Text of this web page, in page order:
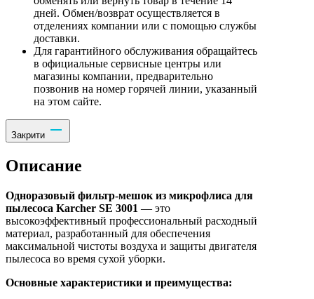
дней. Обмен/возврат осуществляется в
отделениях компании или с помощью службы
доставки.
Для гарантийного обслуживания обращайтесь
в официальные сервисные центры или
магазины компании, предварительно
позвонив на номер горячей линии, указанный
на этом сайте.
Закрити
Описание
Одноразовый фильтр-мешок из микрофлиса для
пылесоса Karcher SE 3001 — это
высокоэффективный профессиональный расходный
материал, разработанный для обеспечения
максимальной чистоты воздуха и защиты двигателя
пылесоса во время сухой уборки.
Основные характеристики и преимущества: